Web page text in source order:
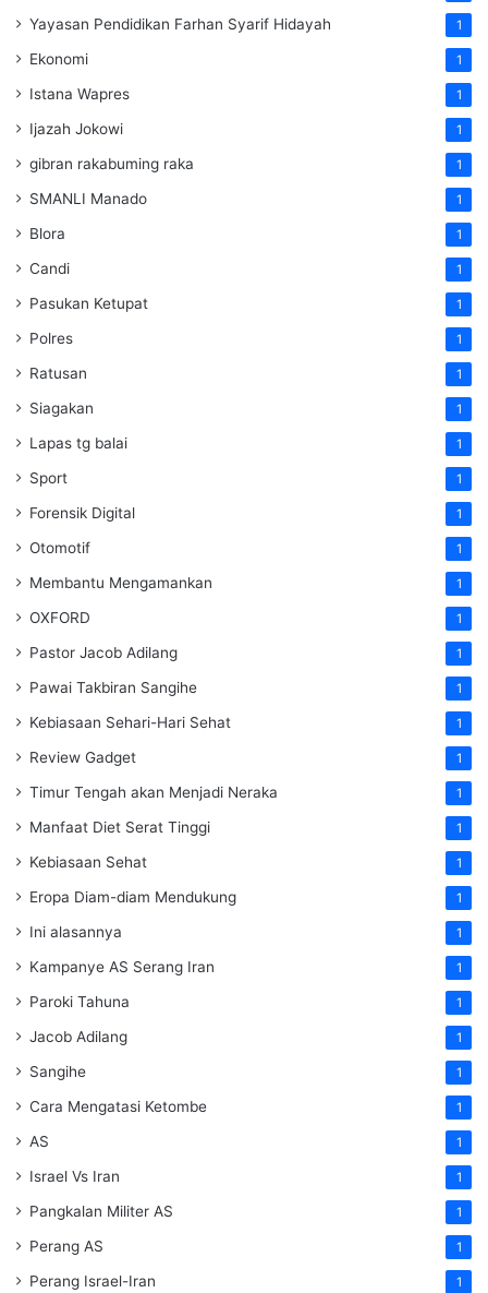
Yayasan Pendidikan Farhan Syarif Hidayah 1
Ekonomi 1
Istana Wapres 1
Ijazah Jokowi 1
gibran rakabuming raka 1
SMANLI Manado 1
Blora 1
Candi 1
Pasukan Ketupat 1
Polres 1
Ratusan 1
Siagakan 1
Lapas tg balai 1
Sport 1
Forensik Digital 1
Otomotif 1
Membantu Mengamankan 1
OXFORD 1
Pastor Jacob Adilang 1
Pawai Takbiran Sangihe 1
Kebiasaan Sehari-Hari Sehat 1
Review Gadget 1
Timur Tengah akan Menjadi Neraka 1
Manfaat Diet Serat Tinggi 1
Kebiasaan Sehat 1
Eropa Diam-diam Mendukung 1
Ini alasannya 1
Kampanye AS Serang Iran 1
Paroki Tahuna 1
Jacob Adilang 1
Sangihe 1
Cara Mengatasi Ketombe 1
AS 1
Israel Vs Iran 1
Pangkalan Militer AS 1
Perang AS 1
Perang Israel-Iran 1